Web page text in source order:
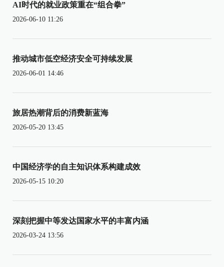
AI时代的就业政策重在“组合拳”
2026-06-10 11:26
推动城市低空经济安全可持续发展
2026-06-01 14:46
旅居热潮背后的消费新蓝海
2026-05-20 13:45
中国经济学的自主知识体系构建成效
2026-05-15 10:20
深刻把握中等发达国家水平的丰富内涵
2026-03-24 13:56